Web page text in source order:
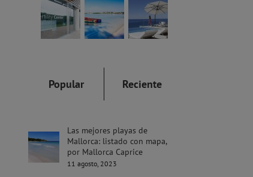
Popular Reciente
Las mejores playas de
Mallorca: listado con mapa,
por Mallorca Caprice
11 agosto, 2023